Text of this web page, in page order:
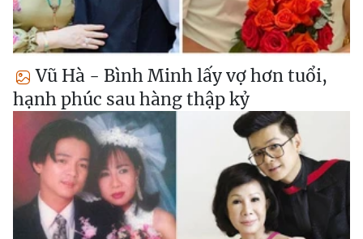
Vũ Hà - Bình Minh lấy vợ hơn tuổi,
hạnh phúc sau hàng thập kỷ